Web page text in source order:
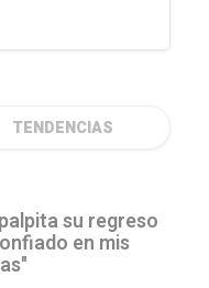
TENDENCIAS
su regreso
en mis